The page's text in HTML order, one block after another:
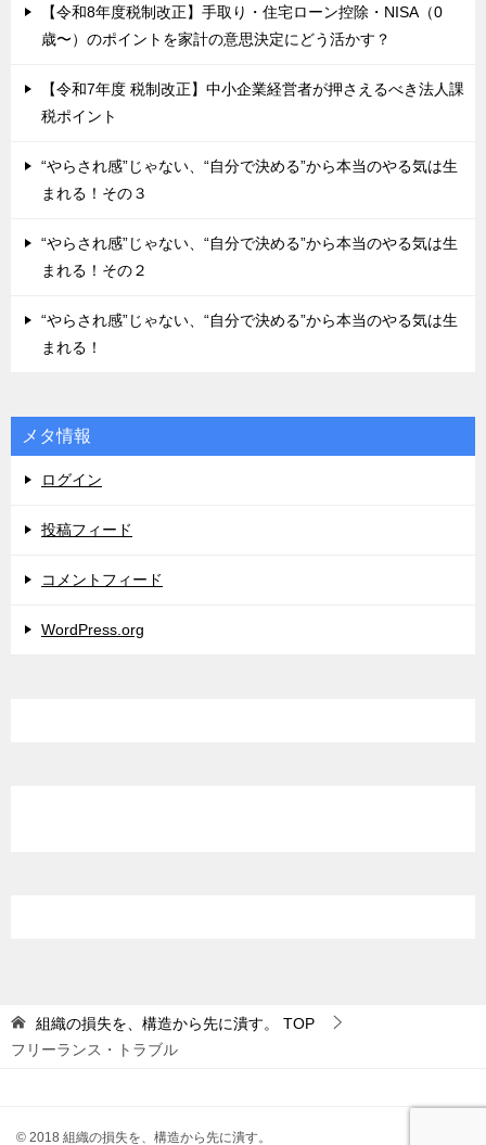
【令和8年度税制改正】手取り・住宅ローン控除・NISA（0
歳〜）のポイントを家計の意思決定にどう活かす？
【令和7年度 税制改正】中小企業経営者が押さえるべき法人課
税ポイント
“やらされ感”じゃない、“自分で決める”から本当のやる気は生
まれる！その３
“やらされ感”じゃない、“自分で決める”から本当のやる気は生
まれる！その２
“やらされ感”じゃない、“自分で決める”から本当のやる気は生
まれる！
メタ情報
ログイン
投稿フィード
コメントフィード
WordPress.org
組織の損失を、構造から先に潰す。
TOP
フリーランス・トラブル
© 2018 組織の損失を、構造から先に潰す。